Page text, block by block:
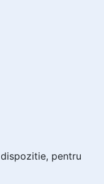
pentru